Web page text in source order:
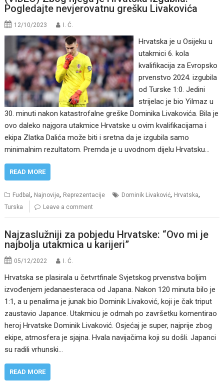
Pogledajte nevjerovatnu grešku Livakovića
12/10/2023 I. Ć.
Hrvatska je u Osijeku u
utakmici 6. kola
kvalifikacija za Evropsko
prvenstvo 2024. izgubila
od Turske 1:0. Jedini
strijelac je bio Yilmaz u
30. minuti nakon katastrofalne greške Dominika Livakovića. Bila je
ovo daleko najgora utakmice Hrvatske u ovim kvalifikacijama i
ekipa Zlatka Dalića može biti i sretna da je izgubila samo
minimalnim rezultatom. Premda je u uvodnom dijelu Hrvatsku…
READ MORE
Fudbal, Najnovije, Reprezentacije Dominik Livaković, Hrvatska,
Turska Leave a comment
Najzaslužniji za pobjedu Hrvatske: “Ovo mi je
najbolja utakmica u karijeri”
05/12/2022 I. Ć.
Hrvatska se plasirala u četvrtfinale Svjetskog prvenstva boljim
izvođenjem jedanaesteraca od Japana. Nakon 120 minuta bilo je
1:1, a u penalima je junak bio Dominik Livaković, koji je čak triput
zaustavio Japance. Utakmicu je odmah po završetku komentirao
heroj Hrvatske Dominik Livaković. Osjećaj je super, najprije zbog
ekipe, atmosfera je sjajna. Hvala navijačima koji su došli. Japanci
su radili vrhunski…
READ MORE